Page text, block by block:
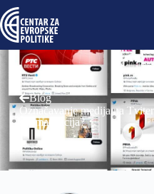
Blog
Označavanje medija na
stigmatizacija?